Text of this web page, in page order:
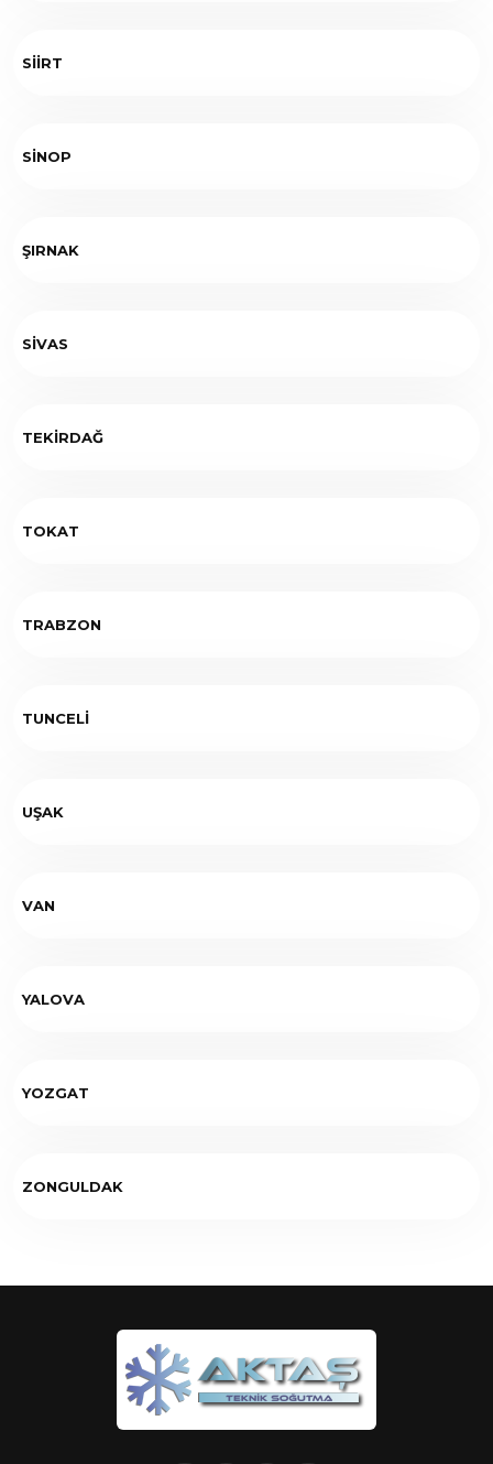
SİİRT
SİNOP
ŞIRNAK
SİVAS
TEKİRDAĞ
TOKAT
TRABZON
TUNCELİ
UŞAK
VAN
YALOVA
YOZGAT
ZONGULDAK